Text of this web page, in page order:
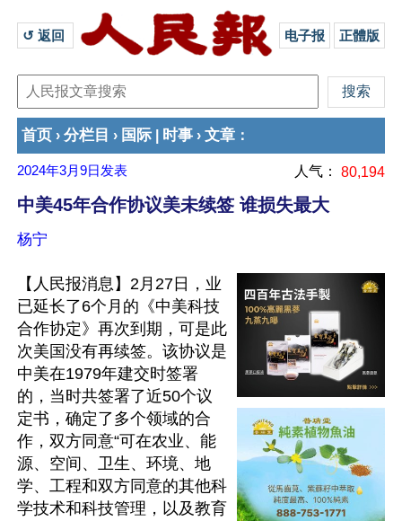
↺ 返回 电子报 正體版
首页 › 分栏目 › 国际 时事 › 文章 ：
2024年3月9日 发表 人气： 80,194
中美45年合作协议美未续签 谁损失最大
杨宁
【人民报消息】2月27日，业
已延长了6个月的《中美科技
合作协定》再次到期，可是此
次美国没有再续签。该协议是
中美在1979年建交时签署
的，当时共签署了近50个议
定书，确定了多个领域的合
作，双方同意“可在农业、能
源、空间、卫生、环境、地
学、工程和双方同意的其他科
学技术和科技管理，以及教育